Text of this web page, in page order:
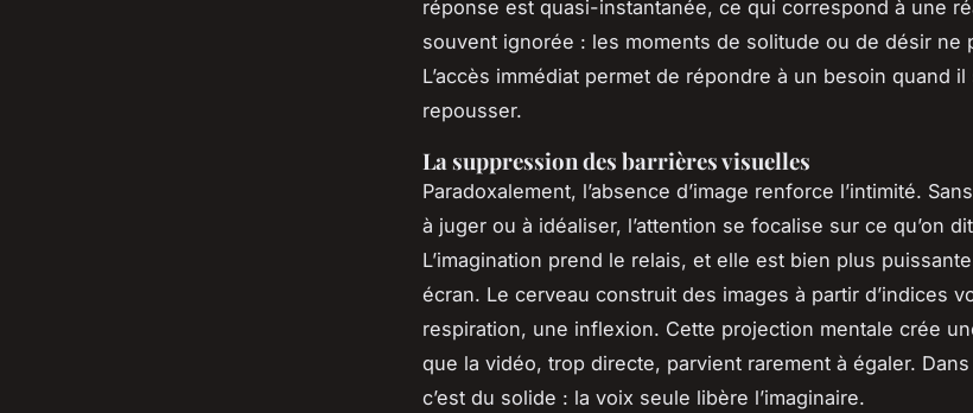
réponse est quasi-instantanée, ce qui correspond à une
souvent ignorée : les moments de solitude ou de désir ne
L’accès immédiat permet de répondre à un besoin quand
repousser.
La suppression des barrières visuelles
Paradoxalement, l’absence d’image renforce l’intimité.
à juger ou à idéaliser, l’attention se focalise sur ce qu’on
L’imagination prend le relais, et elle est bien plus
écran. Le cerveau construit des images à partir d’indices
respiration, une inflexion. Cette projection mentale crée
que la vidéo, trop directe, parvient rarement à égaler.
c’est du solide : la voix seule libère l’imaginaire.